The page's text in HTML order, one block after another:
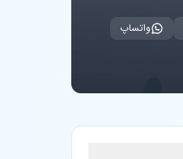
واتساپ